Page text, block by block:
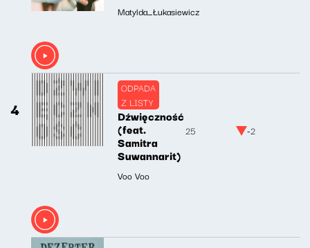
Matylda_Łukasiewicz
4
ODPADA
Z LISTY
Dźwięczność
(feat.
Samitra
Suwannarit)
Voo Voo
25 -2